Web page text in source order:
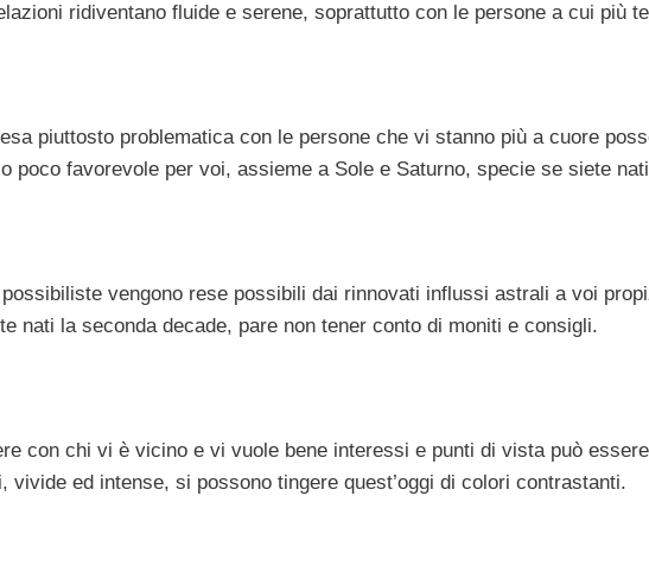
ridiventano fluide e serene, soprattutto con le persone a cui più
piuttosto problematica con le persone che vi stanno più a cuore
poco favorevole per voi, assieme a Sole e Saturno, specie se siete
vengono rese possibili dai rinnovati influssi astrali a voi
nati la seconda decade, pare non tener conto di moniti e consigli.
con chi vi è vicino e vi vuole bene interessi e punti di vista può
vivide ed intense, si possono tingere quest’oggi di colori contrastanti.